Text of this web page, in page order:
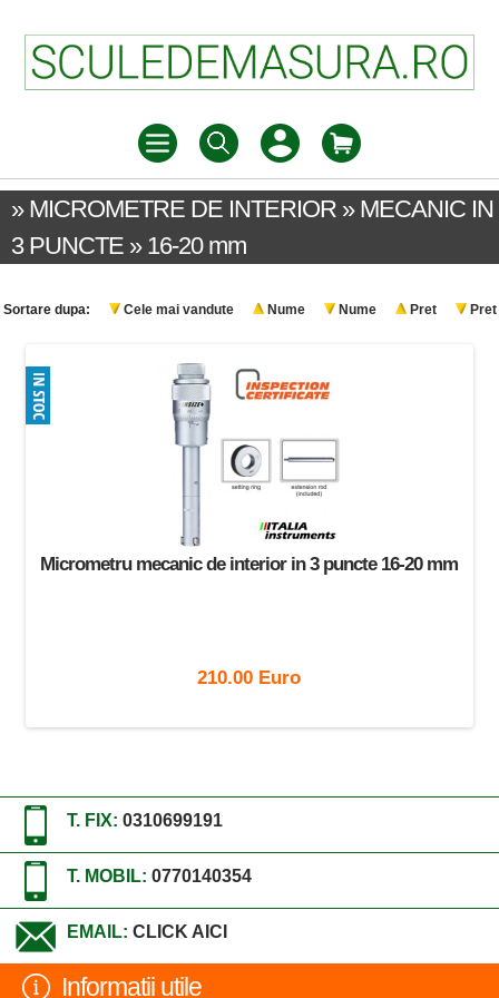
» MICROMETRE DE INTERIOR » MECANIC IN
3 PUNCTE » 16-20 mm
Sortare dupa: Cele mai vandute Nume Nume Pret Pret
Micrometru mecanic de interior in 3 puncte 16-20 mm
210.00 Euro
T. FIX: 0310699191
T. MOBIL: 0770140354
EMAIL: CLICK AICI
Informatii utile